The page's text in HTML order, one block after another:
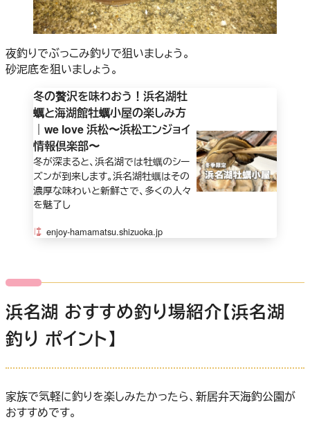
夜釣りでぶっこみ釣りで狙いましょう。
砂泥底を狙いましょう。
冬の贅沢を味わおう！浜名湖牡
蠣と海湖館牡蠣小屋の楽しみ方
｜we love 浜松〜浜松エンジョイ
情報倶楽部〜
冬が深まると、浜名湖では牡蠣のシー
ズンが到来します。浜名湖牡蠣はその
濃厚な味わいと新鮮さで、多くの人々
を魅了し
enjoy-hamamatsu.shizuoka.jp
浜名湖 おすすめ釣り場紹介【浜名湖
釣り ポイント】
家族で気軽に釣りを楽しみたかったら、新居弁天海釣公園が
おすすめです。